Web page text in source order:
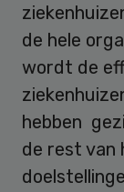
de hele
wordt de
hebben
de rest van